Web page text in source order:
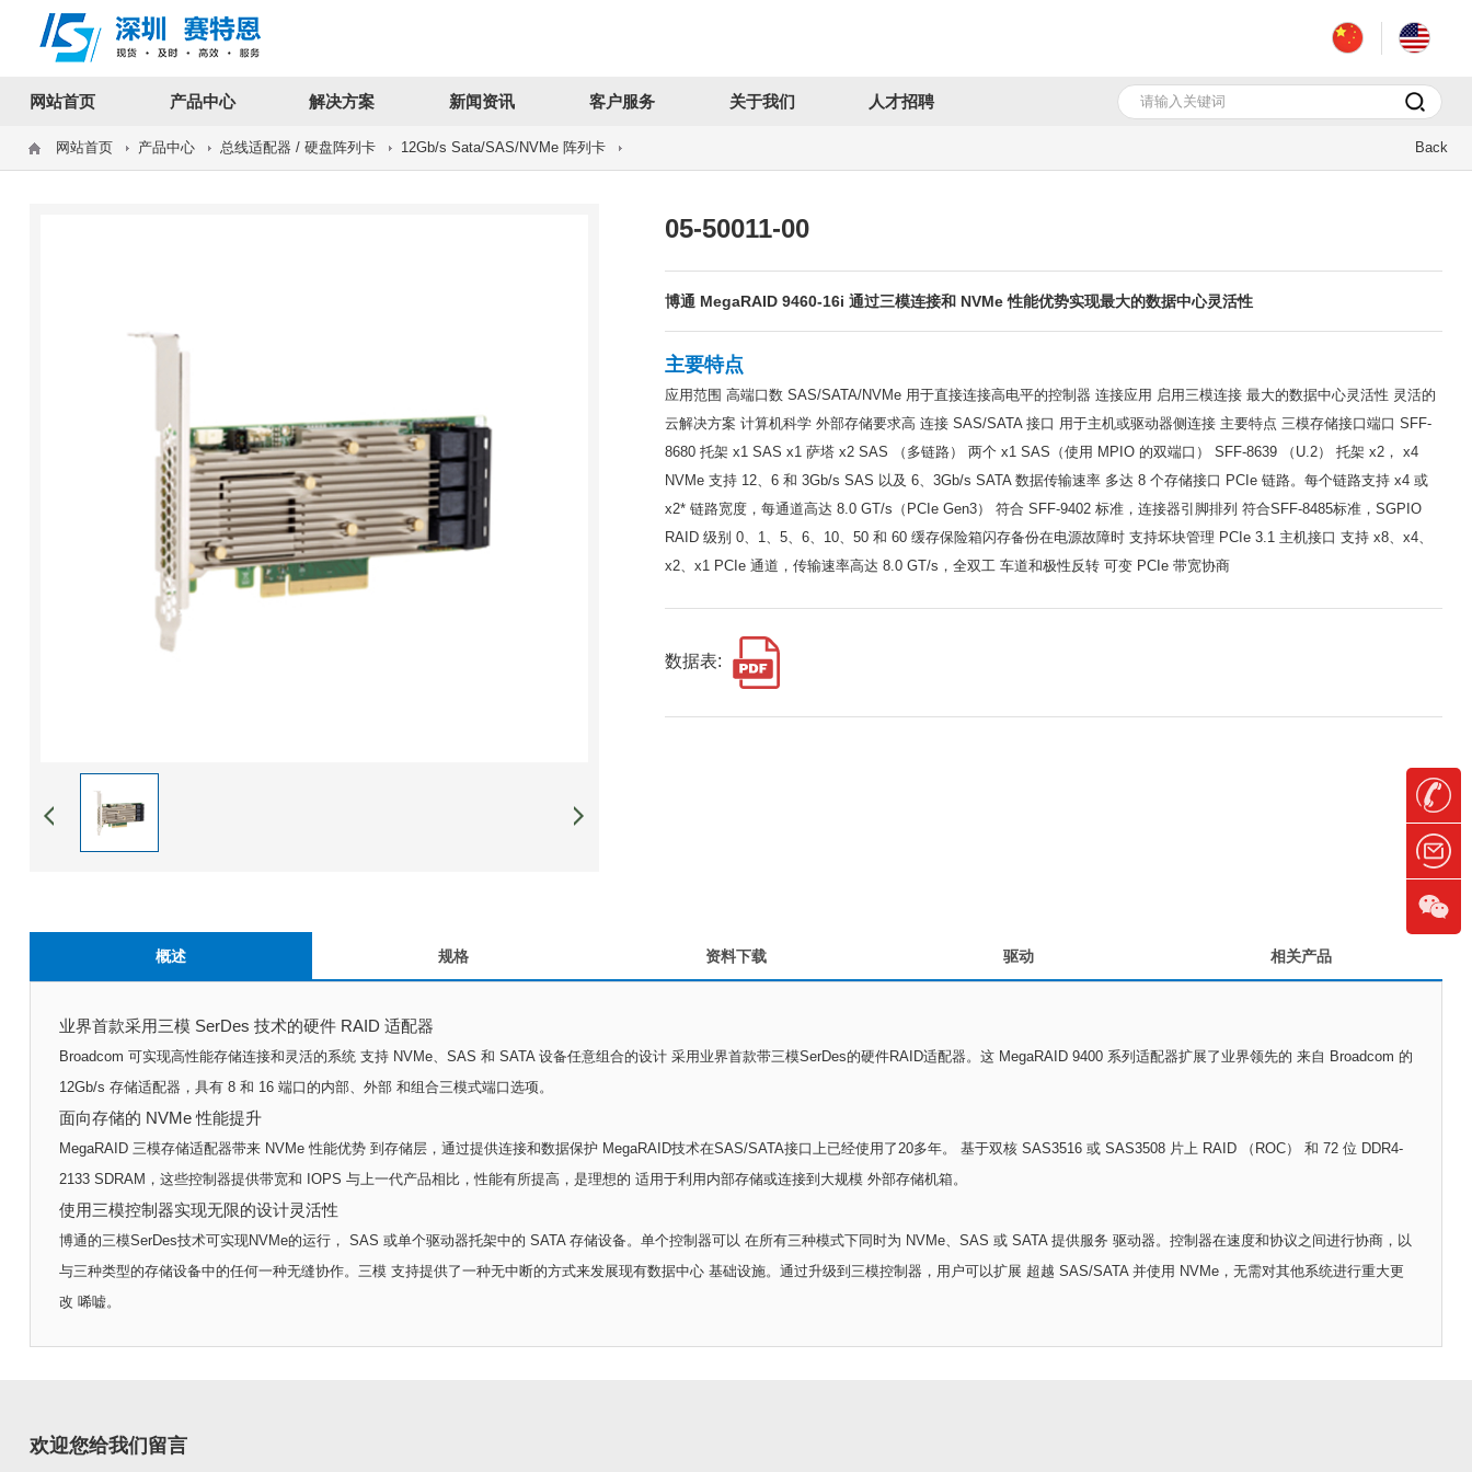
网站首页 产品中心 解决方案 新闻资讯 客户服务 关于我们 人才招聘
Back
网站首页 产品中心 总线适配器 / 硬盘阵列卡 12Gb/s Sata/SAS/NVMe 阵列卡
05-50011-00
博通 MegaRAID 9460-16i 通过三模连接和 NVMe 性能优势实现最大的数据中心灵活性
主要特点
应用范围 高端口数 SAS/SATA/NVMe 用于直接连接高电平的控制器 连接应用 启用三模连接 最大的数据中心灵活性 灵活的
云解决方案 计算机科学 外部存储要求高 连接 SAS/SATA 接口 用于主机或驱动器侧连接 主要特点 三模存储接口端口 SFF-
8680 托架 x1 SAS x1 萨塔 x2 SAS （多链路） 两个 x1 SAS（使用 MPIO 的双端口） SFF-8639 （U.2） 托架 x2， x4
NVMe 支持 12、6 和 3Gb/s SAS 以及 6、3Gb/s SATA 数据传输速率 多达 8 个存储接口 PCIe 链路。每个链路支持 x4 或
x2* 链路宽度，每通道高达 8.0 GT/s（PCIe Gen3） 符合 SFF-9402 标准，连接器引脚排列 符合SFF-8485标准，SGPIO
RAID 级别 0、1、5、6、10、50 和 60 缓存保险箱闪存备份在电源故障时 支持坏块管理 PCIe 3.1 主机接口 支持 x8、x4、
x2、x1 PCIe 通道，传输速率高达 8.0 GT/s，全双工 车道和极性反转 可变 PCIe 带宽协商
数据表:
概述 规格 资料下载 驱动 相关产品
业界首款采用三模 SerDes 技术的硬件 RAID 适配器
Broadcom 可实现高性能存储连接和灵活的系统 支持 NVMe、SAS 和 SATA 设备任意组合的设计 采用业界首款带三模SerDes的硬件RAID适配器。这 MegaRAID 9400 系列适配器扩展了业界领先的 来自 Broadcom 的
12Gb/s 存储适配器，具有 8 和 16 端口的内部、外部 和组合三模式端口选项。
面向存储的 NVMe 性能提升
MegaRAID 三模存储适配器带来 NVMe 性能优势 到存储层，通过提供连接和数据保护 MegaRAID技术在SAS/SATA接口上已经使用了20多年。 基于双核 SAS3516 或 SAS3508 片上 RAID （ROC） 和 72 位 DDR4-
2133 SDRAM，这些控制器提供带宽和 IOPS 与上一代产品相比，性能有所提高，是理想的 适用于利用内部存储或连接到大规模 外部存储机箱。
使用三模控制器实现无限的设计灵活性
博通的三模SerDes技术可实现NVMe的运行， SAS 或单个驱动器托架中的 SATA 存储设备。单个控制器可以 在所有三种模式下同时为 NVMe、SAS 或 SATA 提供服务 驱动器。控制器在速度和协议之间进行协商，以
与三种类型的存储设备中的任何一种无缝协作。三模 支持提供了一种无中断的方式来发展现有数据中心 基础设施。通过升级到三模控制器，用户可以扩展 超越 SAS/SATA 并使用 NVMe，无需对其他系统进行重大更
改 唏嘘。
欢迎您给我们留言